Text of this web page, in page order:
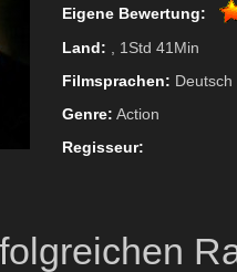
Eigene Bewertung:
Land: , 1Std 41Min
Filmsprachen: Deutsch
Genre: Action
Regisseur: